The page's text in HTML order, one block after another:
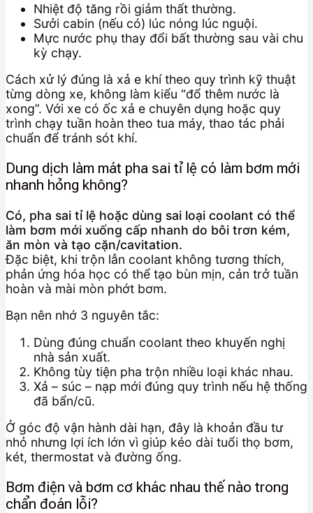
Nhiệt độ tăng rồi giảm thất thường.
Sưởi cabin (nếu có) lúc nóng lúc nguội.
Mực nước phụ thay đổi bất thường sau vài chu
kỳ chạy.
Cách xử lý đúng là xả e khí theo quy trình kỹ thuật
từng dòng xe, không làm kiểu “đổ thêm nước là
xong”. Với xe có ốc xả e chuyên dụng hoặc quy
trình chạy tuần hoàn theo tua máy, thao tác phải
chuẩn để tránh sót khí.
Dung dịch làm mát pha sai tỉ lệ có làm bơm mới
nhanh hỏng không?
Có, pha sai tỉ lệ hoặc dùng sai loại coolant có thể
làm bơm mới xuống cấp nhanh do bôi trơn kém,
ăn mòn và tạo cặn/cavitation.
Đặc biệt, khi trộn lẫn coolant không tương thích,
phản ứng hóa học có thể tạo bùn mịn, cản trở tuần
hoàn và mài mòn phớt bơm.
Bạn nên nhớ 3 nguyên tắc:
Dùng đúng chuẩn coolant theo khuyến nghị
nhà sản xuất.
Không tùy tiện pha trộn nhiều loại khác nhau.
Xả – súc – nạp mới đúng quy trình nếu hệ thống
đã bẩn/cũ.
Ở góc độ vận hành dài hạn, đây là khoản đầu tư
nhỏ nhưng lợi ích lớn vì giúp kéo dài tuổi thọ bơm,
két, thermostat và đường ống.
Bơm điện và bơm cơ khác nhau thế nào trong
chẩn đoán lỗi?